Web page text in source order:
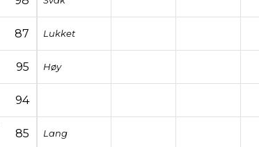
87 Lukket
95 Høy
94
85 Lang